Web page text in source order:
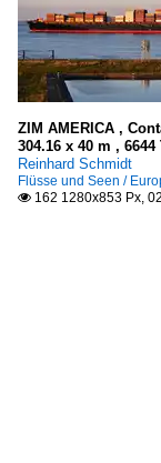
ZIM AMERICA ,
304.16 x 40 m ,
Reinhard Schmidt
Flüsse und Seen /
 162 1280x853 Px,